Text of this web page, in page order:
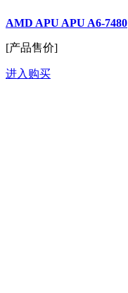
AMD APU APU A6-7480
[产品售价]
进入购买